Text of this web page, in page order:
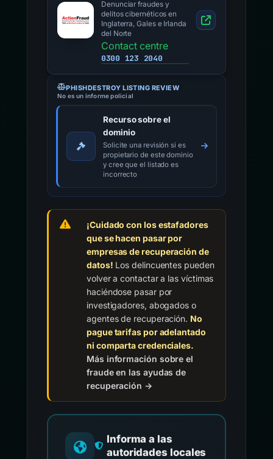
Denunciar fraudes y
delitos cibernéticos en
Inglaterra, Gales e Irlanda
del Norte
Contact centre
0300 123 2040
PHISHDESTROY LISTING REVIEW
No es un informe policial
Recurso sobre el
dominio
Solicite una revisión si es
propietario de este dominio
y cree que el listado es
incorrecto
¡Cuidado con los estafadores
que se hacen pasar por
empresas de recuperación de
datos! Los delincuentes pueden
volver a contactar a las víctimas
haciéndose pasar por
investigadores, abogados o
agentes de recuperación. No
pague tarifas por adelantado
ni comparta credenciales.
Más información sobre el
fraude en las ayudas de
recuperación →
Informa a las
autoridades locales